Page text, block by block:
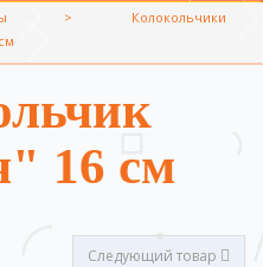
Колокольчики
16 см
Следующий товар